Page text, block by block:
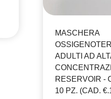
MASCHERA
ADULTI AD
RESERVOIR -
10 PZ. (CAD.